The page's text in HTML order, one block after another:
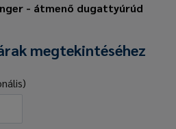
- átmenő dugattyúrúd
megtekintéséhez